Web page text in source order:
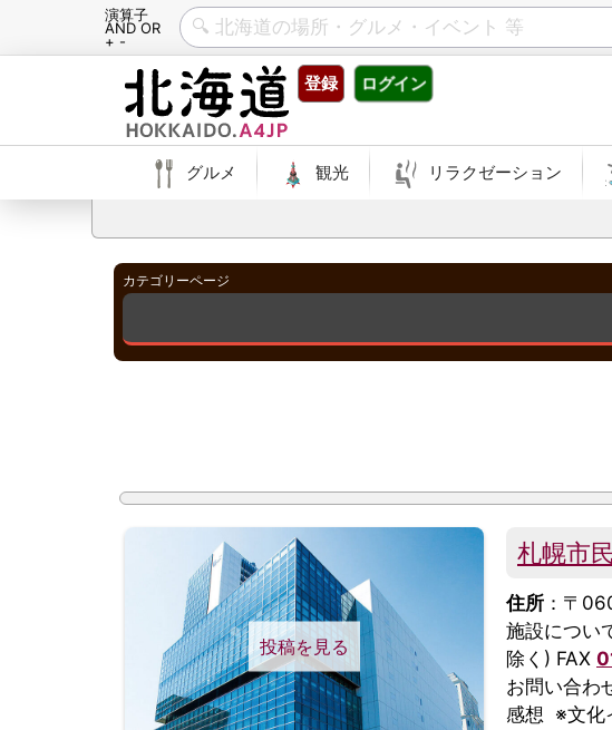
演算子
AND OR
+ -
登録 ログイン
グルメ 観光 リラクゼーション
カテゴリーページ
投稿を見る
札幌市
住所 ：〒
施設につい
除く) FAX
お問い合わ
感想 ※文化